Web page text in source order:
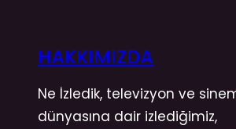
HAKKIMIZDA
Ne İzledik, televizyon ve
dünyasına dair izlediğimiz,